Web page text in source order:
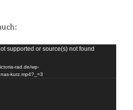
supported or source(s) not found
rad.de/wp-
kurz.mp4?_=3